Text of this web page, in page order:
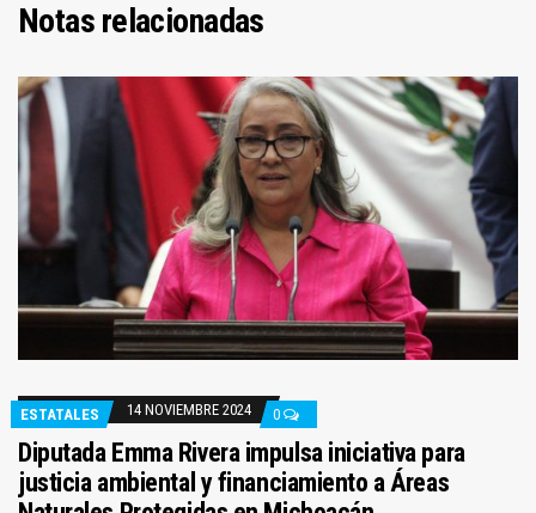
Notas relacionadas
ESTATALES 14 NOVIEMBRE 2024 0
Diputada Emma Rivera impulsa iniciativa para
justicia ambiental y financiamiento a Áreas